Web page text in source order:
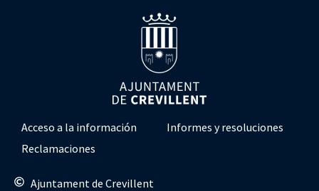
Acceso a la información
Informes y resoluciones
Reclamaciones
Ajuntament de Crevillent